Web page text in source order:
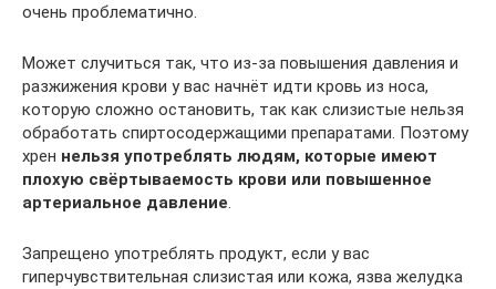
очень проблематично.
Может случиться так, что из-за повышения давления и
разжижения крови у вас начнёт идти кровь из носа,
которую сложно остановить, так как слизистые нельзя
обработать спиртосодержащими препаратами. Поэтому
хрен нельзя употреблять людям, которые имеют
плохую свёртываемость крови или повышенное
артериальное давление.
Запрещено употреблять продукт, если у вас
гиперчувствительная слизистая или кожа, язва желудка